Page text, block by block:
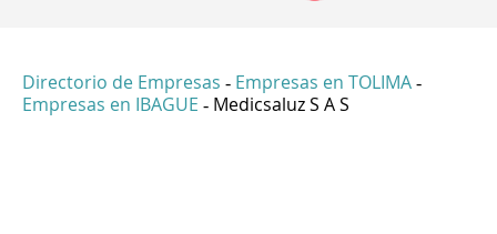
Directorio de Empresas - Empresas en TOLIMA -
Empresas en IBAGUE - Medicsaluz S A S